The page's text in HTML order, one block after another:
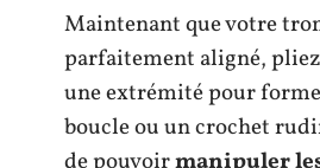
Maintenant que votre
parfaitement aligné,
une extrémité pour
boucle ou un crochet